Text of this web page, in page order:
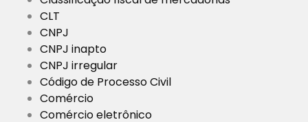
CLT
CNPJ
CNPJ inapto
CNPJ irregular
Código de Processo Civil
Comércio
Comércio eletrônico